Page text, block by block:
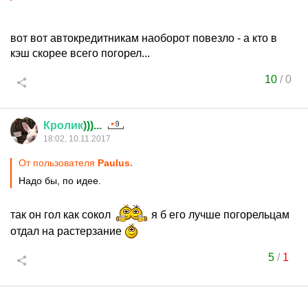
вот вот автокредитникам наоборот повезло - а кто в
кэш скорее всего погорел...
10 /0
Кролик)))...
18:02, 10.11.2017
От пользователя Paulus.
Надо бы, по идее.
так он гол как сокол
я б его лучше погорельцам
отдал на растерзание
5/ 1